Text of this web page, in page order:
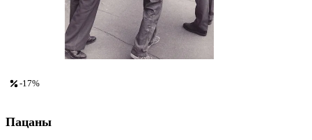
-17%
Пацаны